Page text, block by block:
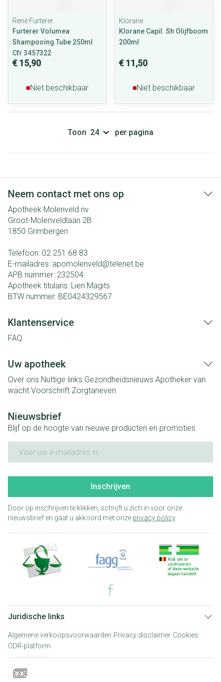
René Furterer
Furterer Volumea
Shampooing Tube 250ml
Cfr 3457322
€ 15,90
Niet beschikbaar
Klorane
Klorane Capil. Sh Olijfboom
200ml
€ 11,50
Niet beschikbaar
Toon per pagina
Neem contact met ons op
Apotheek Molenveld nv
Groot-Molenveldlaan 2B
1850 Grimbergen
Telefoon: 02 251 68 83
E-mailadres: apomolenveld@telenet.be
APB nummer: 232504
Apotheek titularis: Lien Magits
BTW nummer: BE0424329567
Klantenservice
FAQ
Uw apotheek
Over ons Nuttige links Gezondheidsnieuws Apotheker van
wacht Voorschrift Zorgtarieven
Nieuwsbrief
Blijf op de hoogte van nieuwe producten en promoties
Inschrijven
Door op inschrijven te klikken, schrijft u zich in voor onze
nieuwsbrief en gaat u akkoord met onze privacy policy.
Juridische links
Algemene verkoopsvoorwaarden Privacy disclaimer Cookies
ODR-platform